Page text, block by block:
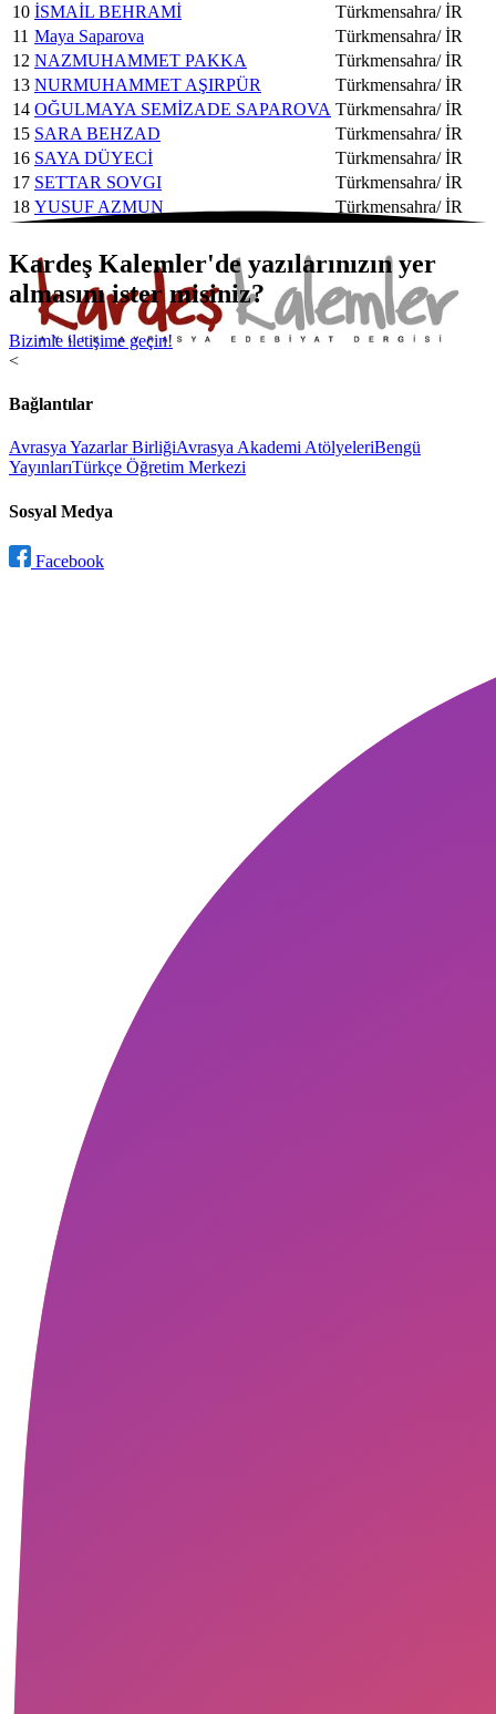
10 İSMAİL BEHRAMİ
Türkmensahra/ İR
11 Maya Saparova
Türkmensahra/ İR
12 NAZMUHAMMET PAKKA
Türkmensahra/ İR
13 NURMUHAMMET AŞIRPÜR
Türkmensahra/ İR
14 OĞULMAYA SEMİZADE SAPAROVA Türkmensahra/ İR
15 SARA BEHZAD
Türkmensahra/ İR
16 SAYA DÜYECİ
Türkmensahra/ İR
17 SETTAR SOVGI
Türkmensahra/ İR
18 YUSUF AZMUN Türkmensahra/ İR
Kardeş Kalemler'de yazılarınızın yer
almasını ister misiniz?
Bizimle iletişime geçin!
<
Bağlantılar
Avrasya Yazarlar BirliğiAvrasya Akademi AtölyeleriBengü
YayınlarıTürkçe Öğretim Merkezi
Sosyal Medya
Facebook